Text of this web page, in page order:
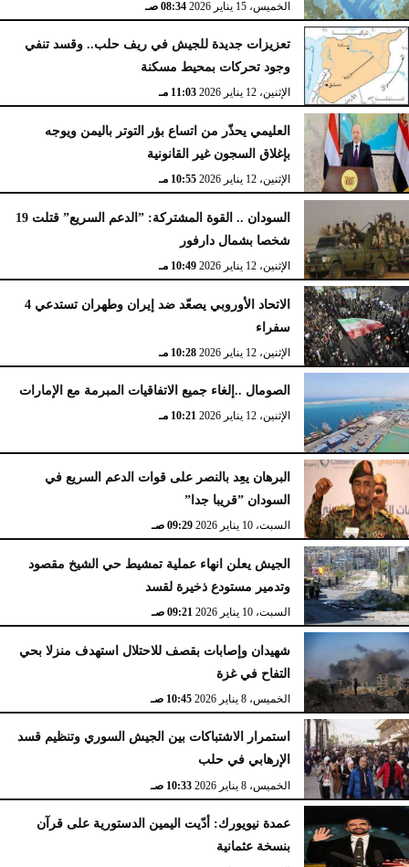
الخميس، 15 يناير 2026 08:34 صـ
تعزيزات جديدة للجيش في ريف حلب.. وقسد تنفي
وجود تحركات بمحيط مسكنة
الإثنين، 12 يناير 2026 11:03 مـ
العليمي يحذّر من اتساع بؤر التوتر باليمن ويوجه
بإغلاق السجون غير القانونية
الإثنين، 12 يناير 2026 10:55 مـ
السودان .. القوة المشتركة: ”الدعم السريع” قتلت 19
شخصا بشمال دارفور
الإثنين، 12 يناير 2026 10:49 مـ
الاتحاد الأوروبي يصعّد ضد إيران وطهران تستدعي 4
سفراء
الإثنين، 12 يناير 2026 10:28 مـ
الصومال ..إلغاء جميع الاتفاقيات المبرمة مع الإمارات
الإثنين، 12 يناير 2026 10:21 مـ
البرهان يعِد بالنصر على قوات الدعم السريع في
السودان ”قريبا جدا”
السبت، 10 يناير 2026 09:29 صـ
الجيش يعلن انهاء عملية تمشيط حي الشيخ مقصود
وتدمير مستودع ذخيرة لقسد
السبت، 10 يناير 2026 09:21 صـ
شهيدان وإصابات بقصف للاحتلال استهدف منزلا بحي
التفاح في غزة
الخميس، 8 يناير 2026 10:45 صـ
استمرار الاشتباكات بين الجيش السوري وتنظيم قسد
الإرهابي في حلب
الخميس، 8 يناير 2026 10:33 صـ
عمدة نيويورك: أدّيت اليمين الدستورية على قرآن
بنسخة عثمانية